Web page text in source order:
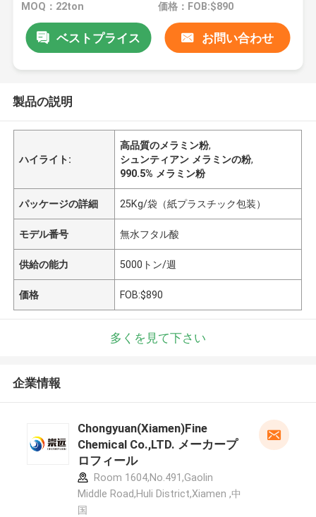
MOQ：22ton 価格：FOB:$890
ベストプライス お問い合わせ
製品の説明
ハイライト:
高品質のメラミン粉,
シュンティアン メラミンの粉,
990.5% メラミン粉
パッケージの詳細 25Kg/袋（紙プラスチック包装）
モデル番号 無水フタル酸
供給の能力 5000トン/週
価格 FOB:$890
多くを見て下さい
企業情報
Chongyuan(Xiamen)Fine
Chemical Co.,LTD. メーカープ
ロフィール
Room 1604,No.491,Gaolin
Middle Road,Huli District,Xiamen ,中
国